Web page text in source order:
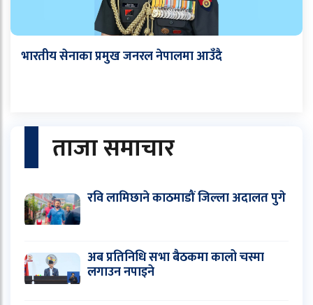
भारतीय सेनाका प्रमुख जनरल नेपालमा आउँदै
ताजा समाचार
रवि लामिछाने काठमाडौं जिल्ला अदालत पुगे
अब प्रतिनिधि सभा बैठकमा कालो चस्मा
लगाउन नपाइने